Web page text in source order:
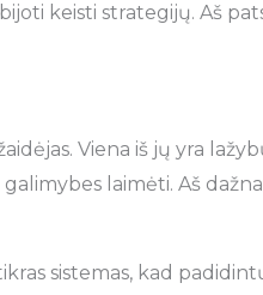
keisti strategijų. Aš
Viena iš jų yra
laimėti. Aš
sistemas, kad